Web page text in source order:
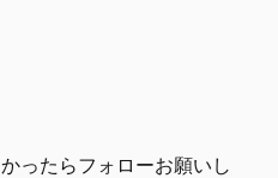
かったらフォローお願いし